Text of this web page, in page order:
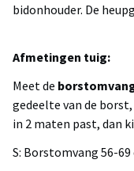
bidonhouder. De
Afmetingen tuig:
Meet de
gedeelte van de
in 2 maten past, dan
S: Borstomvang 56-69